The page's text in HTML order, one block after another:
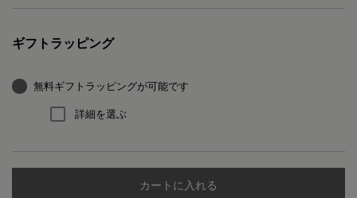
ギフトラッピング
無料ギフトラッピングが可能です
詳細を選ぶ
カートに入れる